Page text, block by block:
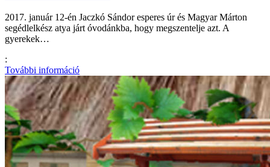
2017. január 12-én Jaczkó Sándor esperes úr és Magyar Márton
segédlelkész atya járt óvodánkba, hogy megszentelje azt. A
gyerekek…
:
További információ